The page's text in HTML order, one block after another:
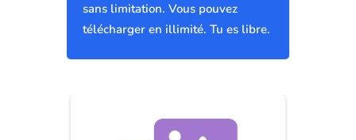
sans limitation. Vous pouvez
télécharger en illimité. Tu es libre.